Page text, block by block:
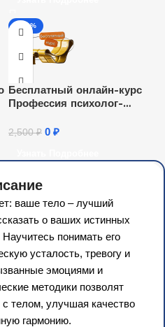
-100%
Бесплатный онлайн-курс
Профессия психолог-
2,500₽ 0 ₽
ваше тело – лучший
о ваших истинных
понимать его
усталость, тревогу и
эмоциями и
методики позволят
с телом, улучшая качество
гармонию.